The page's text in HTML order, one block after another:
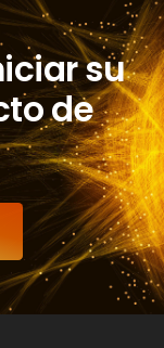
su
de